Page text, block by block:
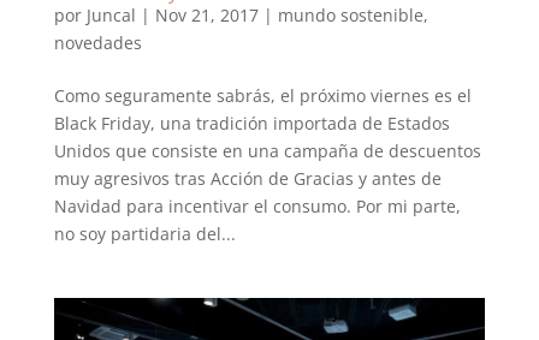
por Juncal | Nov 21, 2017| mundo sostenible,
novedades
Como seguramente sabrás, el próximo viernes es el
Black Friday, una tradición importada de Estados
Unidos que consiste en una campaña de descuentos
muy agresivos tras Acción de Gracias y antes de
Navidad para incentivar el consumo. Por mi parte,
no soy partidaria del...